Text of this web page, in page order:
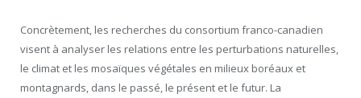
Concrètement, les recherches du consortium franco-canadien
visent à analyser les relations entre les perturbations naturelles,
le climat et les mosaïques végétales en milieux boréaux et
montagnards, dans le passé, le présent et le futur. La